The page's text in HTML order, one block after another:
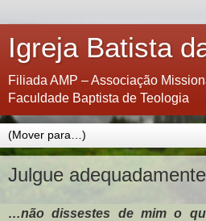
Igreja Batista
Filiada AMP – Associação
Faculdade Baptista de Teologia
Julgue adequadamente
…não dissestes de mim o